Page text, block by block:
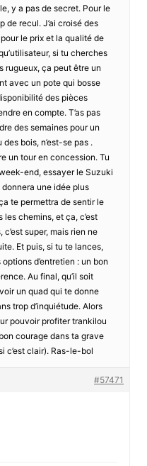
y a pas de secret. Pour le
de recul. J’ai croisé des
le prix et la qualité de
si tu cherches
rugueux, ça peut être un
avec un pote qui bosse
des pièces
en compte. T’as pas
des semaines pour un
bois, n’est-se pas .
un tour en concession. Tu
end, essayer le Suzuki
donnera une idée plus
te permettra de sentir le
chemins, et ça, c’est
super, mais rien ne
Et puis, si tu te lances,
d’entretien : un bon
Au final, qu’il soit
un quad qui te donne
trop d’inquiétude. Alors
pouvoir profiter trankilou
courage dans ta grave
c’est clair). Ras-le-bol
#57471